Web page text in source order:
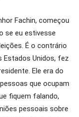
Fachin, começou
se eu estivesse
É o contrário
Estados Unidos, fez
Ele era do
que ocupam
fiquem falando,
pessoais sobre